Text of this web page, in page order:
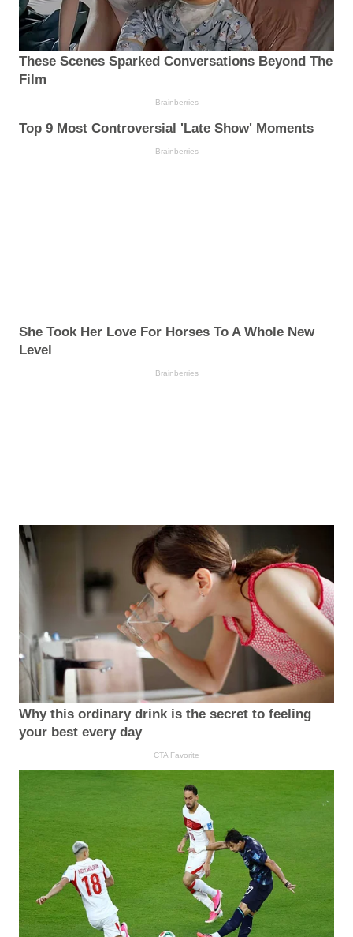
These Scenes Sparked Conversations Beyond The
Film
Brainberries
Top 9 Most Controversial 'Late Show' Moments
Brainberries
She Took Her Love For Horses To A Whole New
Level
Brainberries
Why this ordinary drink is the secret to feeling
your best every day
CTA Favorite